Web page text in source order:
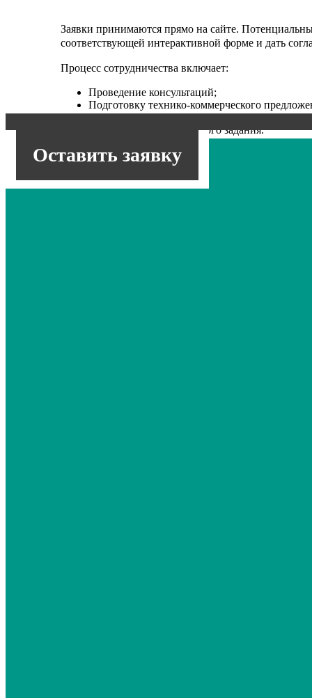
Заявки принимаются прямо на сайте.
соответствующей интерактивной форме и дать
Процесс сотрудничества включает:
Проведение консультаций;
Подготовку технико-коммерческого
Подписание договора;
Согласование технического задания.
Непосредственное изготовление этикетировщик
Предоставляемые гарантии:
Оставить заявку